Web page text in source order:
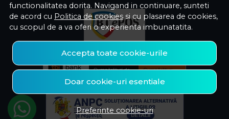
functionalitatea dorita. Navigand in continuare, sunteti
de acord cu Politica de cookies si cu plasarea de cookies,
cu scopul de a va oferi o experienta imbunatatita.
Accepta toate cookie-urile
Doar cookie-uri esentiale
Preferinte cookie-uri